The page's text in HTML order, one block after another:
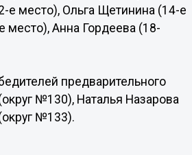
е место), Ольга Щетинина (14-е
место), Анна Гордеева (18-
предварительного
№130), Наталья Назарова
№133).